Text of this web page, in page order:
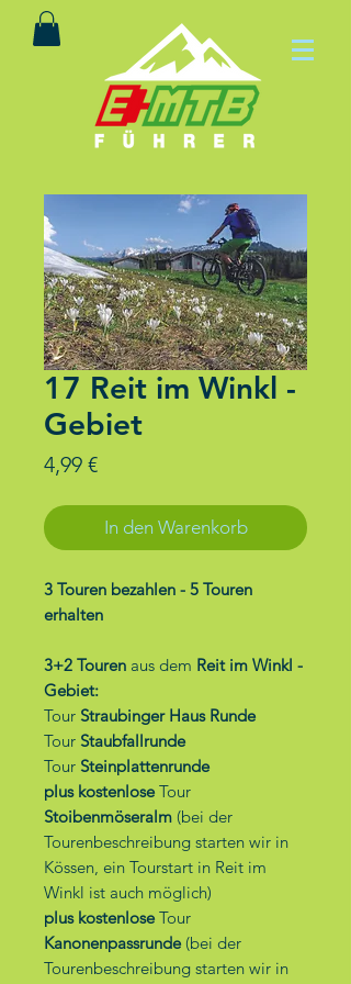
17 Reit im Winkl -
Gebiet
4,99 €Preis
In den Warenkorb
3 Touren bezahlen - 5 Touren
erhalten
3+2 Touren aus dem Reit im Winkl -
Gebiet:
Tour Straubinger Haus Runde
Tour Staubfallrunde
Tour Steinplattenrunde
plus kostenloseTour
Stoibenmöseralm (bei der
Tourenbeschreibung starten wir in
Kössen, ein Tourstart in Reit im
Winkl ist auch möglich)
plus kostenloseTour
Kanonenpassrunde (bei der
Tourenbeschreibung starten wir in